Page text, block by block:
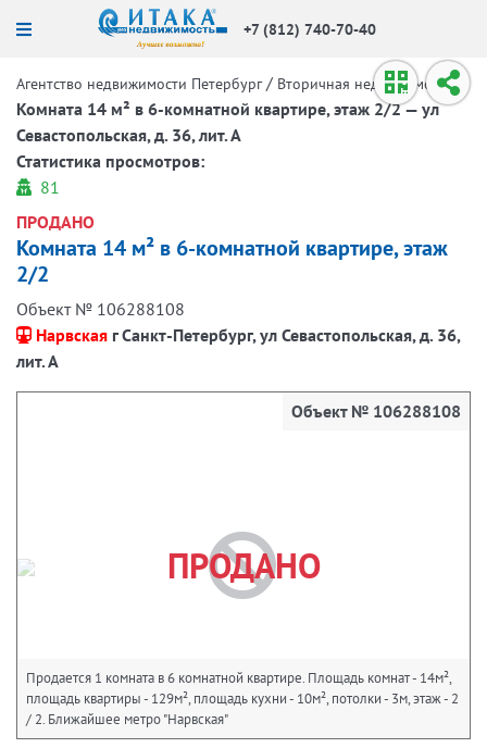
+7 (812) 740-70-40
Агентство недвижимости Петербург / Вторичная недвижимость /
Комната 14 м² в 6-комнатной квартире, этаж 2/2 — ул
Севастопольская, д. 36, лит. А
Статистика просмотров:
81
ПРОДАНО
Комната 14 м² в 6-комнатной квартире, этаж
2/2
Объект № 106288108
Нарвская г Санкт-Петербург, ул Севастопольская, д. 36,
лит. А
ПРОДАНО
Объект № 106288108
Продается 1 комната в 6 комнатной квартире. Площадь комнат - 14м²,
площадь квартиры - 129м², площадь кухни - 10м², потолки - 3м, этаж - 2
/ 2. Ближайшее метро "Нарвская"